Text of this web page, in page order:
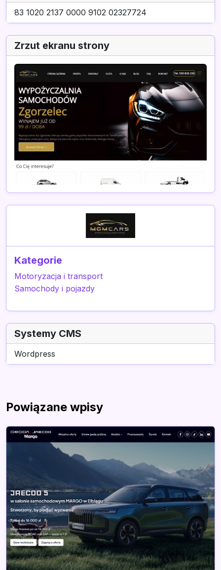
83 1020 2137 0000 9102 02327724
Zrzut ekranu strony
Kategorie
Motoryzacja i transport
Samochody i pojazdy
Systemy CMS
Wordpress
Powiązane wpisy